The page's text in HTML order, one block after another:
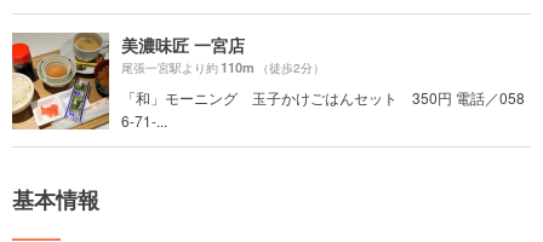
美濃味匠 一宮店
尾張一宮駅より約110m （徒歩2分）
「和」モーニング 玉子かけごはんセット 350円 電話／058
6-71-...
基本情報